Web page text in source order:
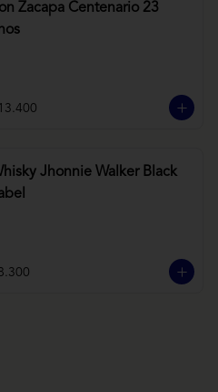
Zacapa Centenario 23
Jhonnie Walker Black